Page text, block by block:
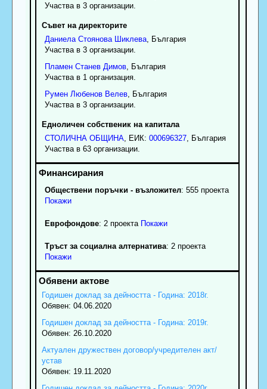
Участва в 3 организации.
Съвет на директорите
Даниела Стоянова Шиклева, България
Участва в 3 организации.
Пламен Станев Димов, България
Участва в 1 организация.
Румен Любенов Велев, България
Участва в 3 организации.
Едноличен собственик на капитала
СТОЛИЧНА ОБЩИНА, ЕИК: 000696327, България
Участва в 63 организации.
Обществени поръчки - възложител: 555 проекта
Покажи
Еврофондове: 2 проекта Покажи
Тръст за социална алтернатива: 2 проекта
Покажи
Годишен доклад за дейността - Година: 2018г.
Обявен: 04.06.2020
Годишен доклад за дейността - Година: 2019г.
Обявен: 26.10.2020
Актуален дружествен договор/учредителен акт/
устав
Обявен: 19.11.2020